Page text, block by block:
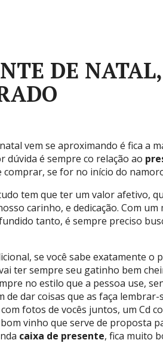
DE
vem se aproximando é fica a
dúvida é sempre co relação ao
se for no início do
tem que ter um valor afetivo,
carinho, e dedicação. Com um
tanto, é sempre preciso
se você sabe exatamente o
ter sempre seu gatinho bem
no estilo que a pessoa use,
de dar coisas que as faça
fotos de vocês juntos, um Cd
vinho que serve de proposta
caixa de presente, fica muito